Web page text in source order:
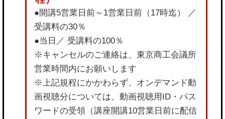
●開講5営業日前～1営業日前（17時迄） ／
受講料の30％
●当日／ 受講料の100％
※キャンセルのご連絡は、東京商工会議所
営業時間内にお願いします
※上記規程にかかわらず、オンデマンド動
画視聴分については、動画視聴用ID・パス
ワードの受領（講座開講10営業日前に配信